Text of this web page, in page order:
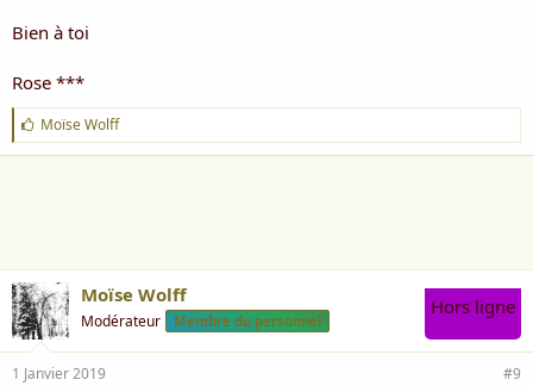
Bien à toi
Rose ***
J
'
a
Moïse Wolff
Moïse Wolff
Modérateur Membre du personnel
Hors ligne
1 Janvier 2019 #9